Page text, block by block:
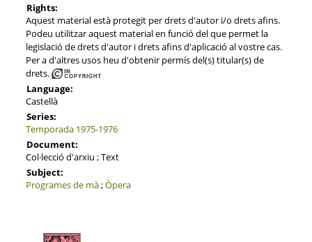
Rights:
Aquest material està protegit per drets d'autor i/o drets afins.
Podeu utilitzar aquest material en funció del que permet la
legislació de drets d'autor i drets afins d'aplicació al vostre cas.
Per a d'altres usos heu d'obtenir permís del(s) titular(s) de
drets.
Language:
Castellà
Series:
Temporada 1975-1976
Document:
Col·lecció d'arxiu ; Text
Subject:
Programes de mà;Òpera